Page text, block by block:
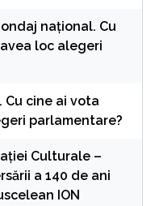
național. Cu
loc alegeri
Cu cine ai vota
parlamentare?
Culturale –
a 140 de ani
ION